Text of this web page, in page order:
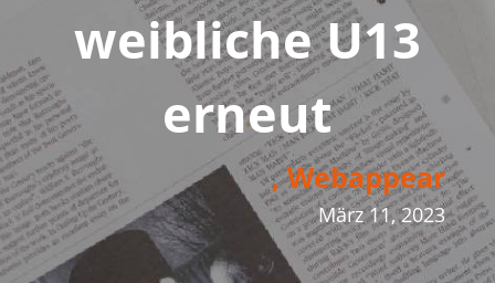
weibliche U13
erneut
, Webappear
März 11, 2023